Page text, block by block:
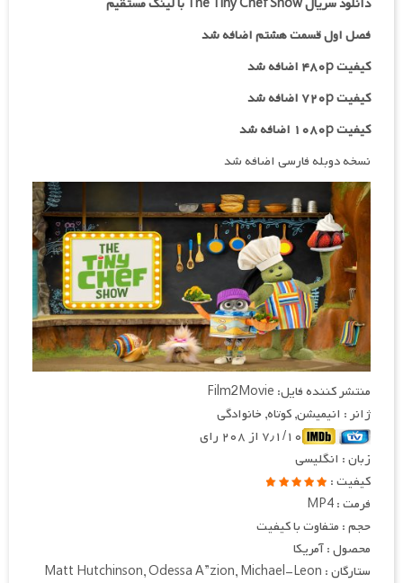
فصل اول قسمت هشتم اضافه شد
کیفیت ۴۸۰p اضافه شد
کیفیت ۷۲۰p
اضافه شد
کیفیت ۱۰۸۰p اضافه شد
نسخه دوبله فارسی اضافه شد
منتشر کننده فایل: Film2Movie
ژانر : انیمیشن, کوتاه, خانوادگی
۷٫۱/۱۰ از ۲۰۸ رای
زبان : انگلیسی
کیفیت :
فرمت : MP4
حجم : متفاوت با کیفیت
محصول : آمریکا
ستارگان : Matt Hutchinson, Odessa A”zion, Michael-Leon